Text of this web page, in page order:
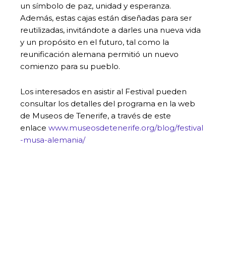
un símbolo de paz, unidad y esperanza.
Además, estas cajas están diseñadas para ser
reutilizadas, invitándote a darles una nueva vida
y un propósito en el futuro, tal como la
reunificación alemana permitió un nuevo
comienzo para su pueblo.
Los interesados en asistir al Festival pueden
consultar los detalles del programa en la web
de Museos de Tenerife, a través de este
enlace www.museosdetenerife.org/blog/festival
-musa-alemania/